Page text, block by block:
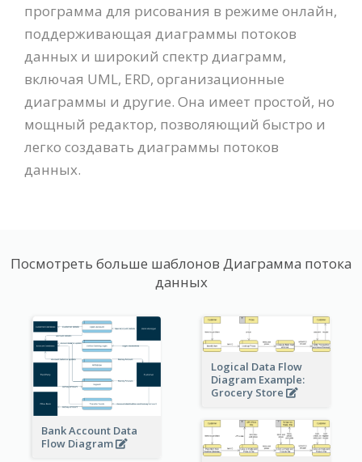
программа для рисования в режиме онлайн,
поддерживающая диаграммы потоков
данных и широкий спектр диаграмм,
включая UML, ERD, организационные
диаграммы и другие. Она имеет простой, но
мощный редактор, позволяющий быстро и
легко создавать диаграммы потоков
данных.
Посмотреть больше шаблонов Диаграмма потока
данных
Bank Account Data
Flow Diagram
Logical Data Flow
Diagram Example:
Grocery Store